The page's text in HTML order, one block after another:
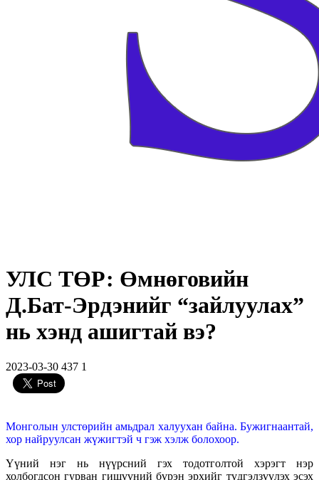
УЛС ТӨР: Өмнөговийн
Д.Бат-Эрдэнийг “зайлуулах”
нь хэнд ашигтай вэ?
2023-03-30 437 1
Монголын улстөрийн амьдрал халуухан байна. Бужигнаантай,
хор найруулсан жүжигтэй ч гэж хэлж болохоор.
Үүний нэг нь нүүрсний гэх тодотголтой хэрэгт нэр
холбогдсон гурван гишүүний бүрэн эрхийг түдгэлзүүлэх эсэх